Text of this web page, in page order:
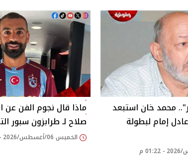
محمد خان استبعد
إمام لبطولة
ماذا قال نجوم الفن عن
صلاح لـ طرابزون سبور
الخميس 06/أغسطس/2026 - 01:20 م